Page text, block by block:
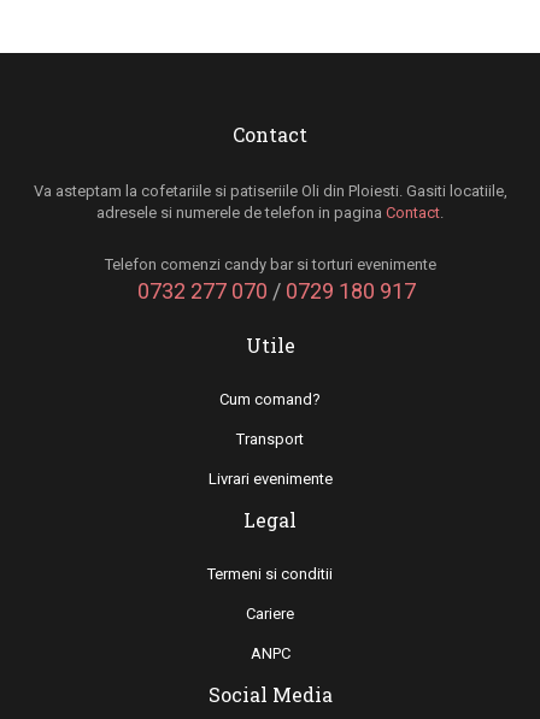
Contact
Va asteptam la cofetariile si patiseriile Oli din Ploiesti. Gasiti locatiile,
adresele si numerele de telefon in pagina Contact.
Telefon comenzi candy bar si torturi evenimente
0732 277 070 / 0729 180 917
Utile
Cum comand?
Transport
Livrari evenimente
Legal
Termeni si conditii
Cariere
ANPC
Social Media